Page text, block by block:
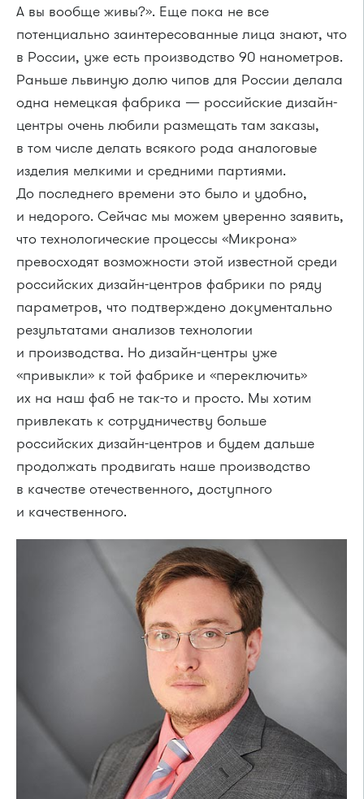
А вы вообще живы?». Еще пока не все
потенциально заинтересованные лица знают, что
в России, уже есть производство 90 нанометров.
Раньше львиную долю чипов для России делала
одна немецкая фабрика — российские дизайн-
центры очень любили размещать там заказы,
в том числе делать всякого рода аналоговые
изделия мелкими и средними партиями.
До последнего времени это было и удобно,
и недорого. Сейчас мы можем уверенно заявить,
что технологические процессы «Микрона»
превосходят возможности этой известной среди
российских дизайн-центров фабрики по ряду
параметров, что подтверждено документально
результатами анализов технологии
и производства. Но дизайн-центры уже
«привыкли» к той фабрике и «переключить»
их на наш фаб не так-то и просто. Мы хотим
привлекать к сотрудничеству больше
российских дизайн-центров и будем дальше
продолжать продвигать наше производство
в качестве отечественного, доступного
и качественного.